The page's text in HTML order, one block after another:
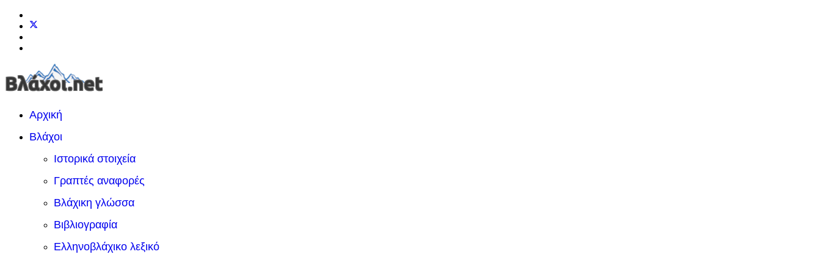
Αρχική
Βλάχοι
Ιστορικά στοιχεία
Γραπτές αναφορές
Βλάχικη γλώσσα
Βιβλιογραφία
Ελληνοβλάχικο λεξικό